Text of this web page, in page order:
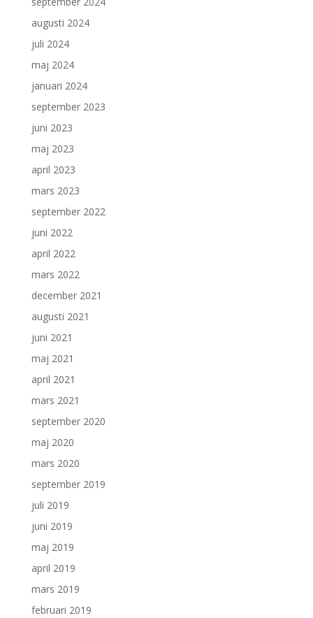
augusti 2024
juli 2024
maj 2024
januari 2024
september 2023
juni 2023
maj 2023
april 2023
mars 2023
september 2022
juni 2022
april 2022
mars 2022
december 2021
augusti 2021
juni 2021
maj 2021
april 2021
mars 2021
september 2020
maj 2020
mars 2020
september 2019
juli 2019
juni 2019
maj 2019
april 2019
mars 2019
februari 2019